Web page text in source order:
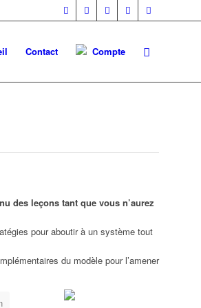
Contact Compte
des leçons tant que vous n’aurez
pour aboutir à un système tout
du modèle pour l’amener